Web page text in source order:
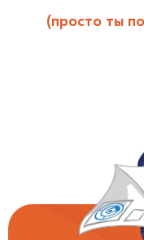
(просто ты